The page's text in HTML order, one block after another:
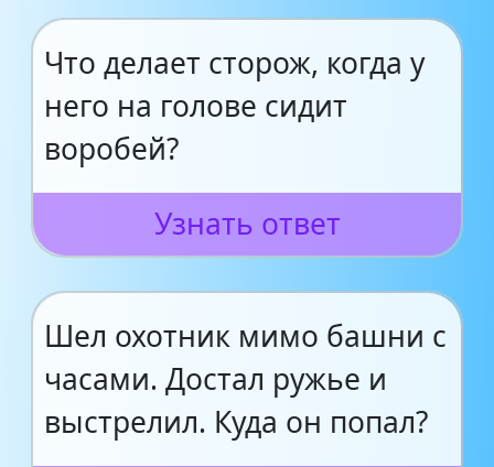
Что делает сторож, когда у
него на голове сидит
воробей?
Узнать ответ
Шел охотник мимо башни с
часами. Достал ружье и
выстрелил. Куда он попал?